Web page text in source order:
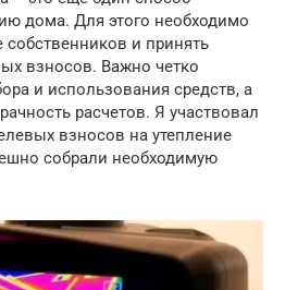
дома. Для этого необходимо
собственников и принять
взносов. Важно четко
и использования средств, а
расчетов. Я участвовал
взносов на утепление
собрали необходимую